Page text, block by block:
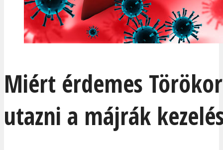
Miért érdemes
utazni a májrák